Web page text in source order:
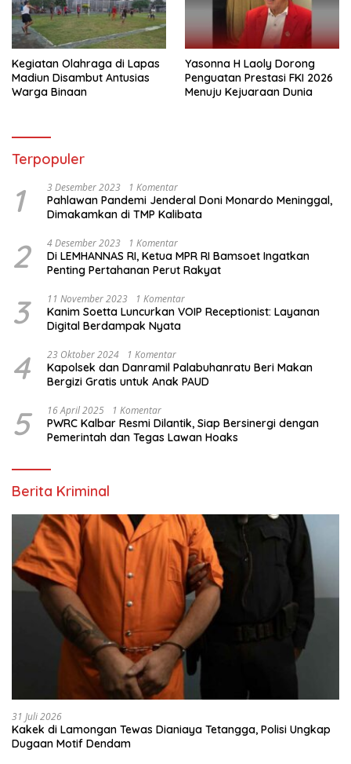
Kegiatan Olahraga di Lapas
Madiun Disambut Antusias
Warga Binaan
Yasonna H Laoly Dorong
Penguatan Prestasi FKI 2026
Menuju Kejuaraan Dunia
Terpopuler
1 3 Desember 2023 1 Komentar
Pahlawan Pandemi Jenderal Doni Monardo Meninggal,
Dimakamkan di TMP Kalibata
2 4 Desember 2023 1 Komentar
Di LEMHANNAS RI, Ketua MPR RI Bamsoet Ingatkan
Penting Pertahanan Perut Rakyat
3 11 November 2023 1 Komentar
Kanim Soetta Luncurkan VOIP Receptionist: Layanan
Digital Berdampak Nyata
4 23 Oktober 2024 1 Komentar
Kapolsek dan Danramil Palabuhanratu Beri Makan
Bergizi Gratis untuk Anak PAUD
5 16 April 2025 1 Komentar
PWRC Kalbar Resmi Dilantik, Siap Bersinergi dengan
Pemerintah dan Tegas Lawan Hoaks
Berita Kriminal
31 Juli 2026
Kakek di Lamongan Tewas Dianiaya Tetangga, Polisi Ungkap
Dugaan Motif Dendam